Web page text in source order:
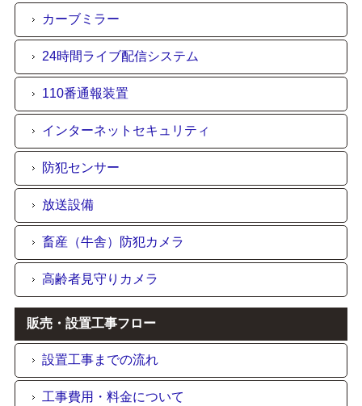
カーブミラー
24時間ライブ配信システム
110番通報装置
インターネットセキュリティ
防犯センサー
放送設備
畜産（牛舎）防犯カメラ
高齢者見守りカメラ
販売・設置工事フロー
設置工事までの流れ
工事費用・料金について